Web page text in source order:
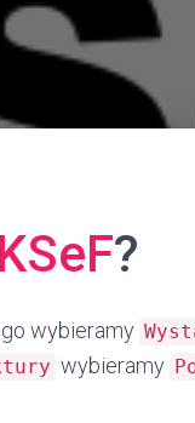
KSeF?
wybieramy
wybieramy